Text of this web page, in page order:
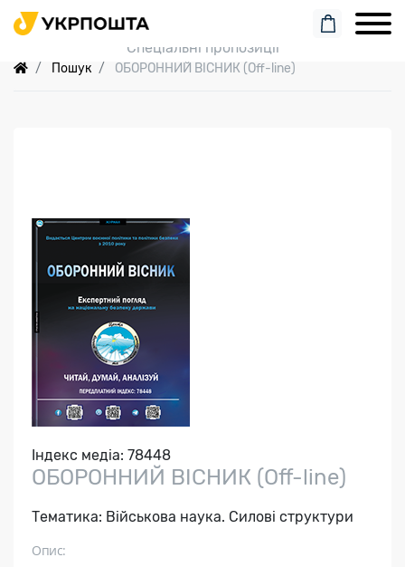
Пошук замовлення
Спеціальні пропозиції
Пошук ОБОРОННИЙ ВІСНИК (Off-line)
Індекс медіа: 78448
ОБОРОННИЙ ВІСНИК (Off-line)
Тематика: Військова наука. Силові структури
Опис: